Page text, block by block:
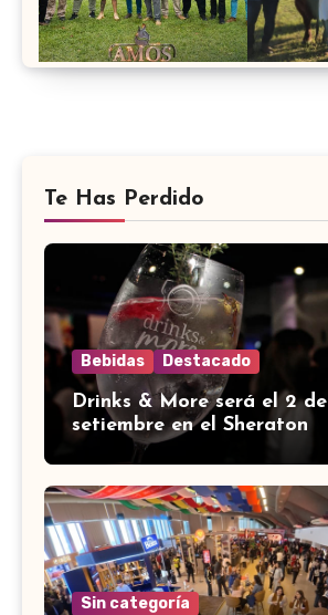
Te Has Perdido
Bebidas Destacado
Drinks & More será el 2 de
setiembre en el Sheraton
Sin categoría